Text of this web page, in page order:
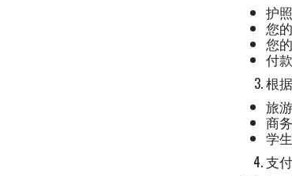
护
您
您
付
根
旅
商
学
支